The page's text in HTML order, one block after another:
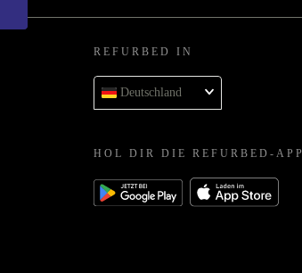
REFURBED IN
Deutschland
HOL DIR DIE REFURBED-APP